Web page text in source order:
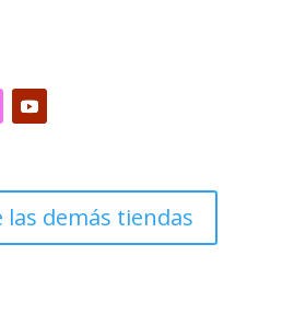
las demás tiendas